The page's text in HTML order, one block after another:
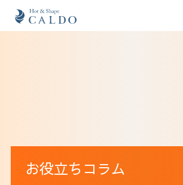
スタジオを探す
プログラム
お役立ちコラム